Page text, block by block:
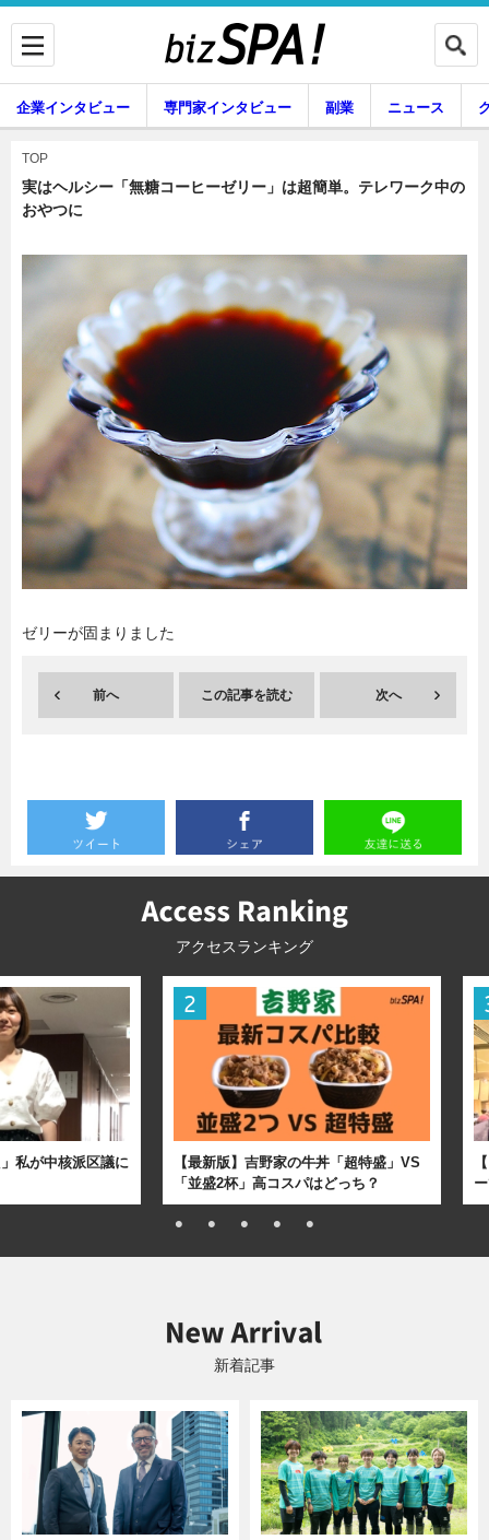
企業インタビュー 専門家インタビュー
副業 ニュース
グルメ スキル
暮らし エンタメ
企業インタビュー 専門家インタビュー 副業 ニュース
暮らし
TOP
実はヘルシー「無糖コーヒーゼリー」は超簡単。テレワーク中の
おやつに
ゼリーが固まりました
前へ この記事を読む 次へ
アクセスランキング
私が中核派区議に
【最新版】吉野家の牛丼「超特盛」VS
「並盛2杯」高コスパはどっち？
新着記事